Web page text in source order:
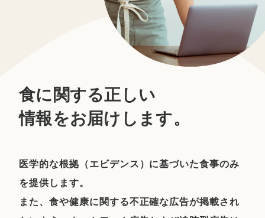
食に関する正しい
情報をお届けします。
医学的な根拠（エビデンス）に基づいた食事のみ
を提供します。
また、食や健康に関する不正確な広告が掲載され